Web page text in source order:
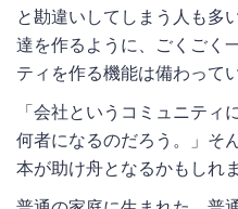
と勘違いしてしまう人も多
達を作るように、ごくごく
ティを作る機能は備わって
「会社というコミュニテ
何者になるのだろう。」そ
本が助け舟となるかもしれ